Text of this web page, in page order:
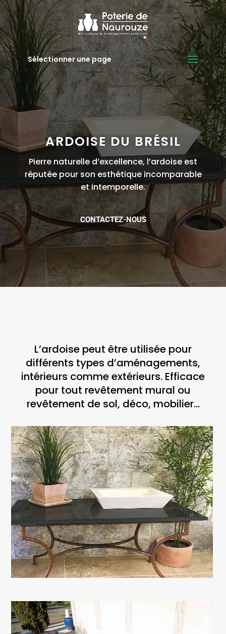
Sélectionner une page
ARDOISE DU BRÉSIL
Pierre naturelle d’excellence, l’ardoise est
réputée pour son esthétique incomparable
et intemporelle.
CONTACTEZ-NOUS
L’ardoise peut être utilisée pour
différents types d’aménagements,
intérieurs comme extérieurs. Efficace
pour tout revêtement mural ou
revêtement de sol, déco, mobilier…